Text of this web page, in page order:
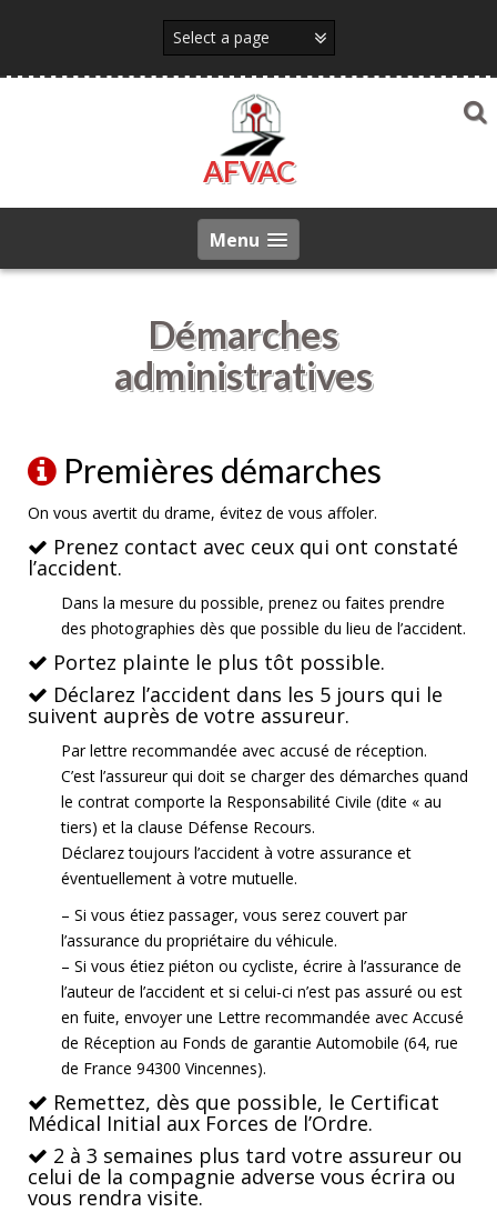
AFVAC
Menu
Démarches
administratives
Premières démarches
On vous avertit du drame, évitez de vous affoler.
Prenez contact avec ceux qui ont constaté
l’accident.
Dans la mesure du possible, prenez ou faites prendre
des photographies dès que possible du lieu de l’accident.
Portez plainte le plus tôt possible.
Déclarez l’accident dans les 5 jours qui le
suivent auprès de votre assureur.
Par lettre recommandée avec accusé de réception.
C’est l’assureur qui doit se charger des démarches quand
le contrat comporte la Responsabilité Civile (dite « au
tiers) et la clause Défense Recours.
Déclarez toujours l’accident à votre assurance et
éventuellement à votre mutuelle.
– Si vous étiez passager, vous serez couvert par
l’assurance du propriétaire du véhicule.
– Si vous étiez piéton ou cycliste, écrire à l’assurance de
l’auteur de l’accident et si celui-ci n’est pas assuré ou est
en fuite, envoyer une Lettre recommandée avec Accusé
de Réception au Fonds de garantie Automobile (64, rue
de France 94300 Vincennes).
Remettez, dès que possible, le Certificat
Médical Initial aux Forces de l’Ordre.
2 à 3 semaines plus tard votre assureur ou
celui de la compagnie adverse vous écrira ou
vous rendra visite.